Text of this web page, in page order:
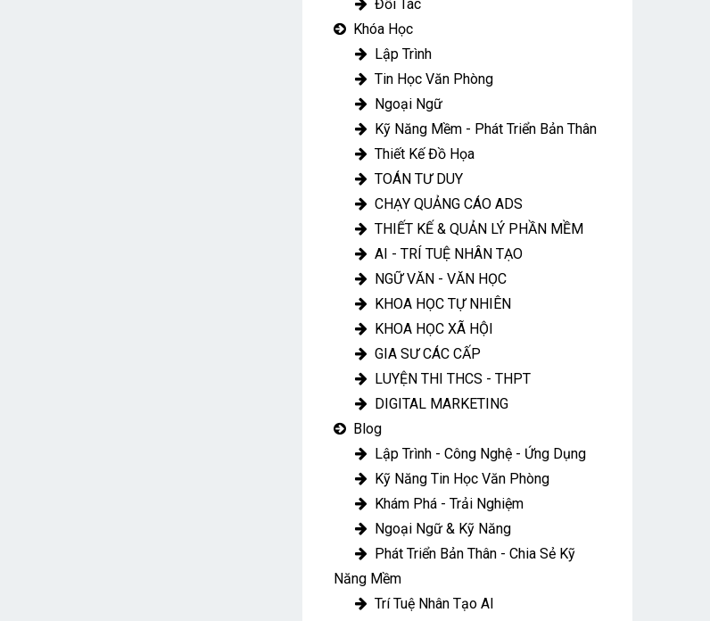
Đối Tác
Khóa Học
Lập Trình
Tin Học Văn Phòng
Ngoại Ngữ
Kỹ Năng Mềm - Phát Triển Bản Thân
Thiết Kế Đồ Họa
TOÁN TƯ DUY
CHẠY QUẢNG CÁO ADS
THIẾT KẾ & QUẢN LÝ PHẦN MỀM
AI - TRÍ TUỆ NHÂN TẠO
NGỮ VĂN - VĂN HỌC
KHOA HỌC TỰ NHIÊN
KHOA HỌC XÃ HỘI
GIA SƯ CÁC CẤP
LUYỆN THI THCS - THPT
DIGITAL MARKETING
Blog
Lập Trình - Công Nghệ - Ứng Dụng
Kỹ Năng Tin Học Văn Phòng
Khám Phá - Trải Nghiệm
Ngoại Ngữ & Kỹ Năng
Phát Triển Bản Thân - Chia Sẻ Kỹ
Năng Mềm
Trí Tuệ Nhân Tạo AI